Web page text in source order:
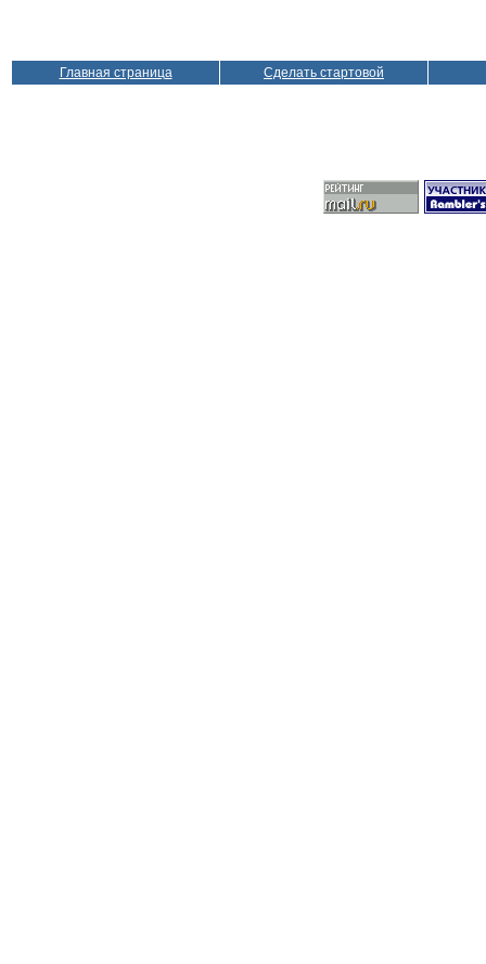
Главная страница Сделать стартовой